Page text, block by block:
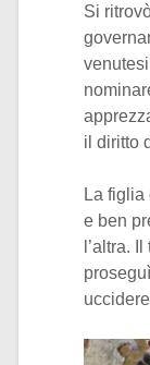
Si
il diritto
La figlia
e ben
l’altra.